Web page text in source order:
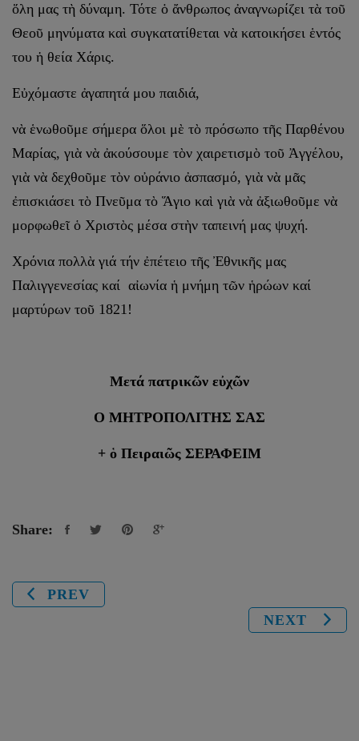
ὅλη μας τὴ δύναμη. Τότε ὁ ἄνθρωπος ἀναγνωρίζει τὰ τοῦ
Θεοῦ μηνύματα καὶ συγκατατίθεται νὰ κατοικήσει ἑντός
του ἡ θεία Χάρις.
Εὐχόμαστε ἀγαπητά μου παιδιά,
νὰ ἑνωθοῦμε σήμερα ὅλοι μὲ τὸ πρόσωπο τῆς Παρθένου
Μαρίας, γιὰ νὰ ἀκούσουμε τὸν χαιρετισμὸ τοῦ Ἀγγέλου,
γιὰ νὰ δεχθοῦμε τὸν οὐράνιο ἀσπασμό, γιὰ νὰ μᾶς
ἐπισκιάσει τὸ Πνεῦμα τὸ Ἅγιο καὶ γιὰ νὰ ἀξιωθοῦμε νὰ
μορφωθεῖ ὁ Χριστὸς μέσα στὴν ταπεινή μας ψυχή.
Χρόνια πολλὰ γιά τήν ἐπέτειο τῆς Ἐθνικῆς μας
Παλιγγενεσίας καί αἰωνία ἡ μνήμη τῶν ἡρώων καί
μαρτύρων τοῦ 1821!
Μετά πατρικῶν εὐχῶν
Ο ΜΗΤΡΟΠΟΛΙΤΗΣ ΣΑΣ
+ ὁ Πειραιῶς ΣΕΡΑΦΕΙΜ
Share:
PREV
NEXT